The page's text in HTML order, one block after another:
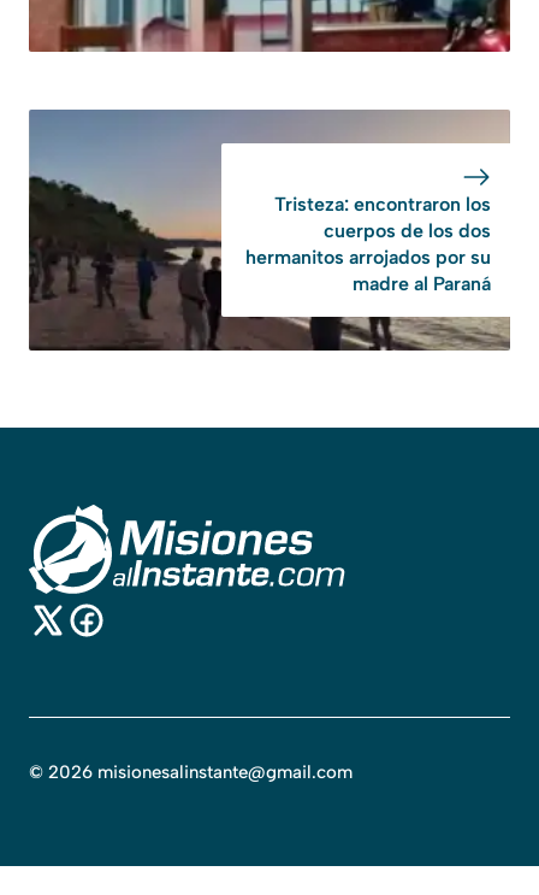
Tristeza: encontraron los
cuerpos de los dos
hermanitos arrojados por su
madre al Paraná
© 2026 misionesalinstante@gmail.com